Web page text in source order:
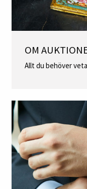
OM
Allt du behöver veta